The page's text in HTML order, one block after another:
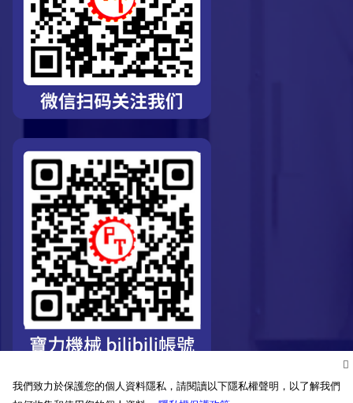
我們致力於保護您的個人資料隱私，請閱讀以下隱私權聲明，以了解我們